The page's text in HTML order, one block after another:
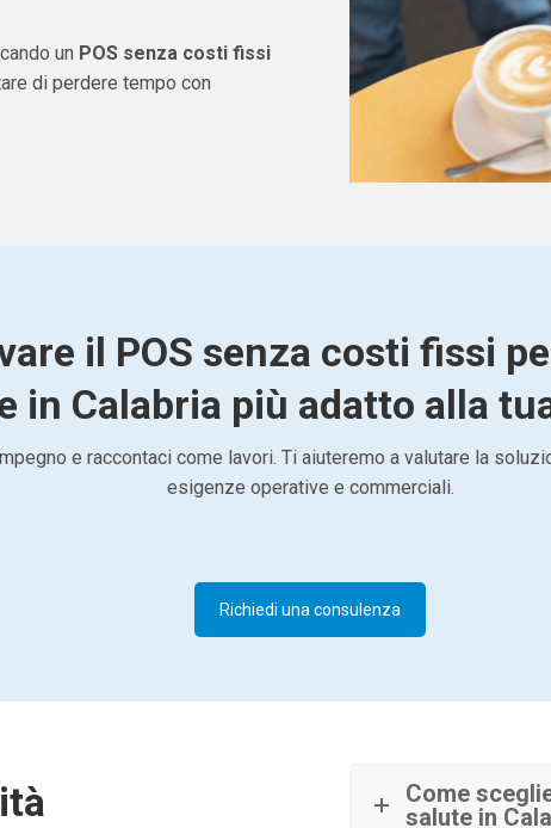
un POS senza costi fissi
di perdere tempo con
il POS senza costi fissi
in Calabria più adatto alla
e raccontaci come lavori. Ti aiuteremo a valutare la
esigenze operative e commerciali.
Richiedi una consulenza
Come
salute in